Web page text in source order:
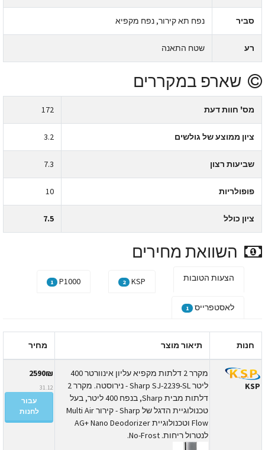
סביר נפח תא קירור, נפח מקפיא
רע שטח התאנה
שארפ במקררים
מס' חוות דעת 172
ציון ממוצע של גולשים 3.2
שביעות רצון 7.3
פופולריות 10
ציון כולל 7.5
השוואת מחירים
הצעות הטובות KSP
2
P1000
1
לאסטפרייס 1
חנות תיאור מוצר מחיר
מקרר 2 דלתות מקפיא עליון אינוורטר 400
ליטר Sharp SJ-2239-SL - נירוסטה. מקרר 2
דלתות מבית Sharp, בנפח 400 ליטר, בעל
טכנולוגיית הדגל של Sharp - קירור Multi Air
Flow וטכנולוגיית AG+ Nano Deodorizer
לנטרול ריחות. No-Frost.
2590₪
31.12
עבור
לחנות